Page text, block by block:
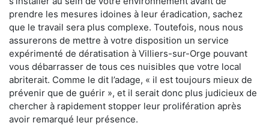
prendre les mesures idoines à leur éradication, sachez
que le travail sera plus complexe. Toutefois, nous nous
assurerons de mettre à votre disposition un service
expérimenté de dératisation à Villiers-sur-Orge pouvant
vous débarrasser de tous ces nuisibles que votre local
abriterait. Comme le dit l’adage, « il est toujours mieux de
prévenir que de guérir », et il serait donc plus judicieux de
chercher à rapidement stopper leur prolifération après
avoir remarqué leur présence.